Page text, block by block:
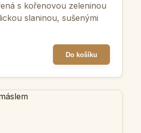
s kořenovou zeleninou
slaninou, sušenými
Do košíku